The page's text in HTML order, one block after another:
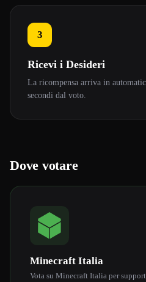
3
Ricevi i Desideri
La ricompensa arriva in
secondi dal voto.
Dove votare
Minecraft Italia
Vota su Minecraft Italia per